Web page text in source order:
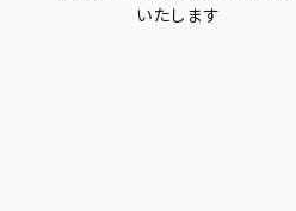
いたします